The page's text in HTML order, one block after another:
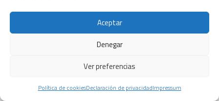
Aceptar
Denegar
Ver preferencias
Política de cookiesDeclaración de privacidadImpressum